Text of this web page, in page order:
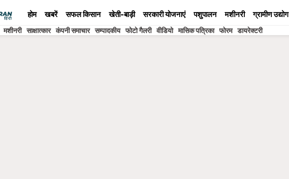
होम खबरें सफल किसान खेती-बाड़ी सरकारी योजनाएं पशुपालन मशीनरी ग्रामीण उद्योग
मशीनरी साक्षात्कार कंपनी समाचार सम्पादकीय फोटो गैलरी वीडियो मासिक पत्रिका फोरम डायरेक्टरी